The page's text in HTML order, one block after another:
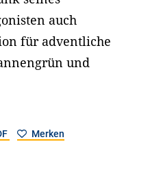
auch
für adventliche
und
Merken